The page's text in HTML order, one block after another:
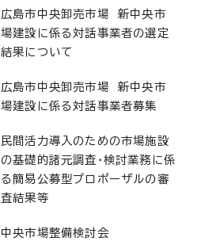
広島市中央卸売市場 新中央市
場建設に係る対話事業者の選定
結果について
広島市中央卸売市場 新中央市
場建設に係る対話事業者募集
民間活力導入のための市場施設
の基礎的諸元調査・検討業務に係
る簡易公募型プロポーザルの審
査結果等
中央市場整備検討会